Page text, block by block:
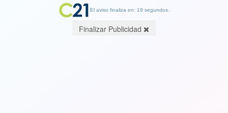
El aviso finaliza en: 19 segundos.
Finalizar Publicidad